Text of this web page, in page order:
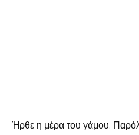
Ήρθε η μέρα του γάμου.